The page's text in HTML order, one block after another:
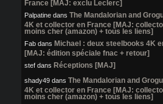
France [MAJ: exclu Leclerc]
Palpatine dans The Mandalorian and
4K et collector en France [MAJ:
moins cher (amazon) + tous les liens]
Fab dans Michael : deux steelbooks 4K
[MAJ: édition spéciale fnac + retour]
stef dans Réceptions [MAJ]
shady49 dans The Mandalorian and
4K et collector en France [MAJ:
moins cher (amazon) + tous les liens]